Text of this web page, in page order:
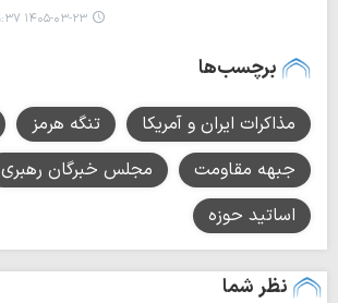
۱۴۰۵-۰۳-۲۳ ۰۹:۳۷
برچسب‌ها
مذاکرات ایران و آمریکا تنگه هرمز
جبهه مقاومت
مجلس خبرگان رهبری
اساتید حوزه
نظر شما